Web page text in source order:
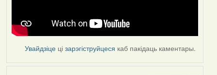
Увайдзіце цізарэгіструйцеся каб пакідаць каментары.